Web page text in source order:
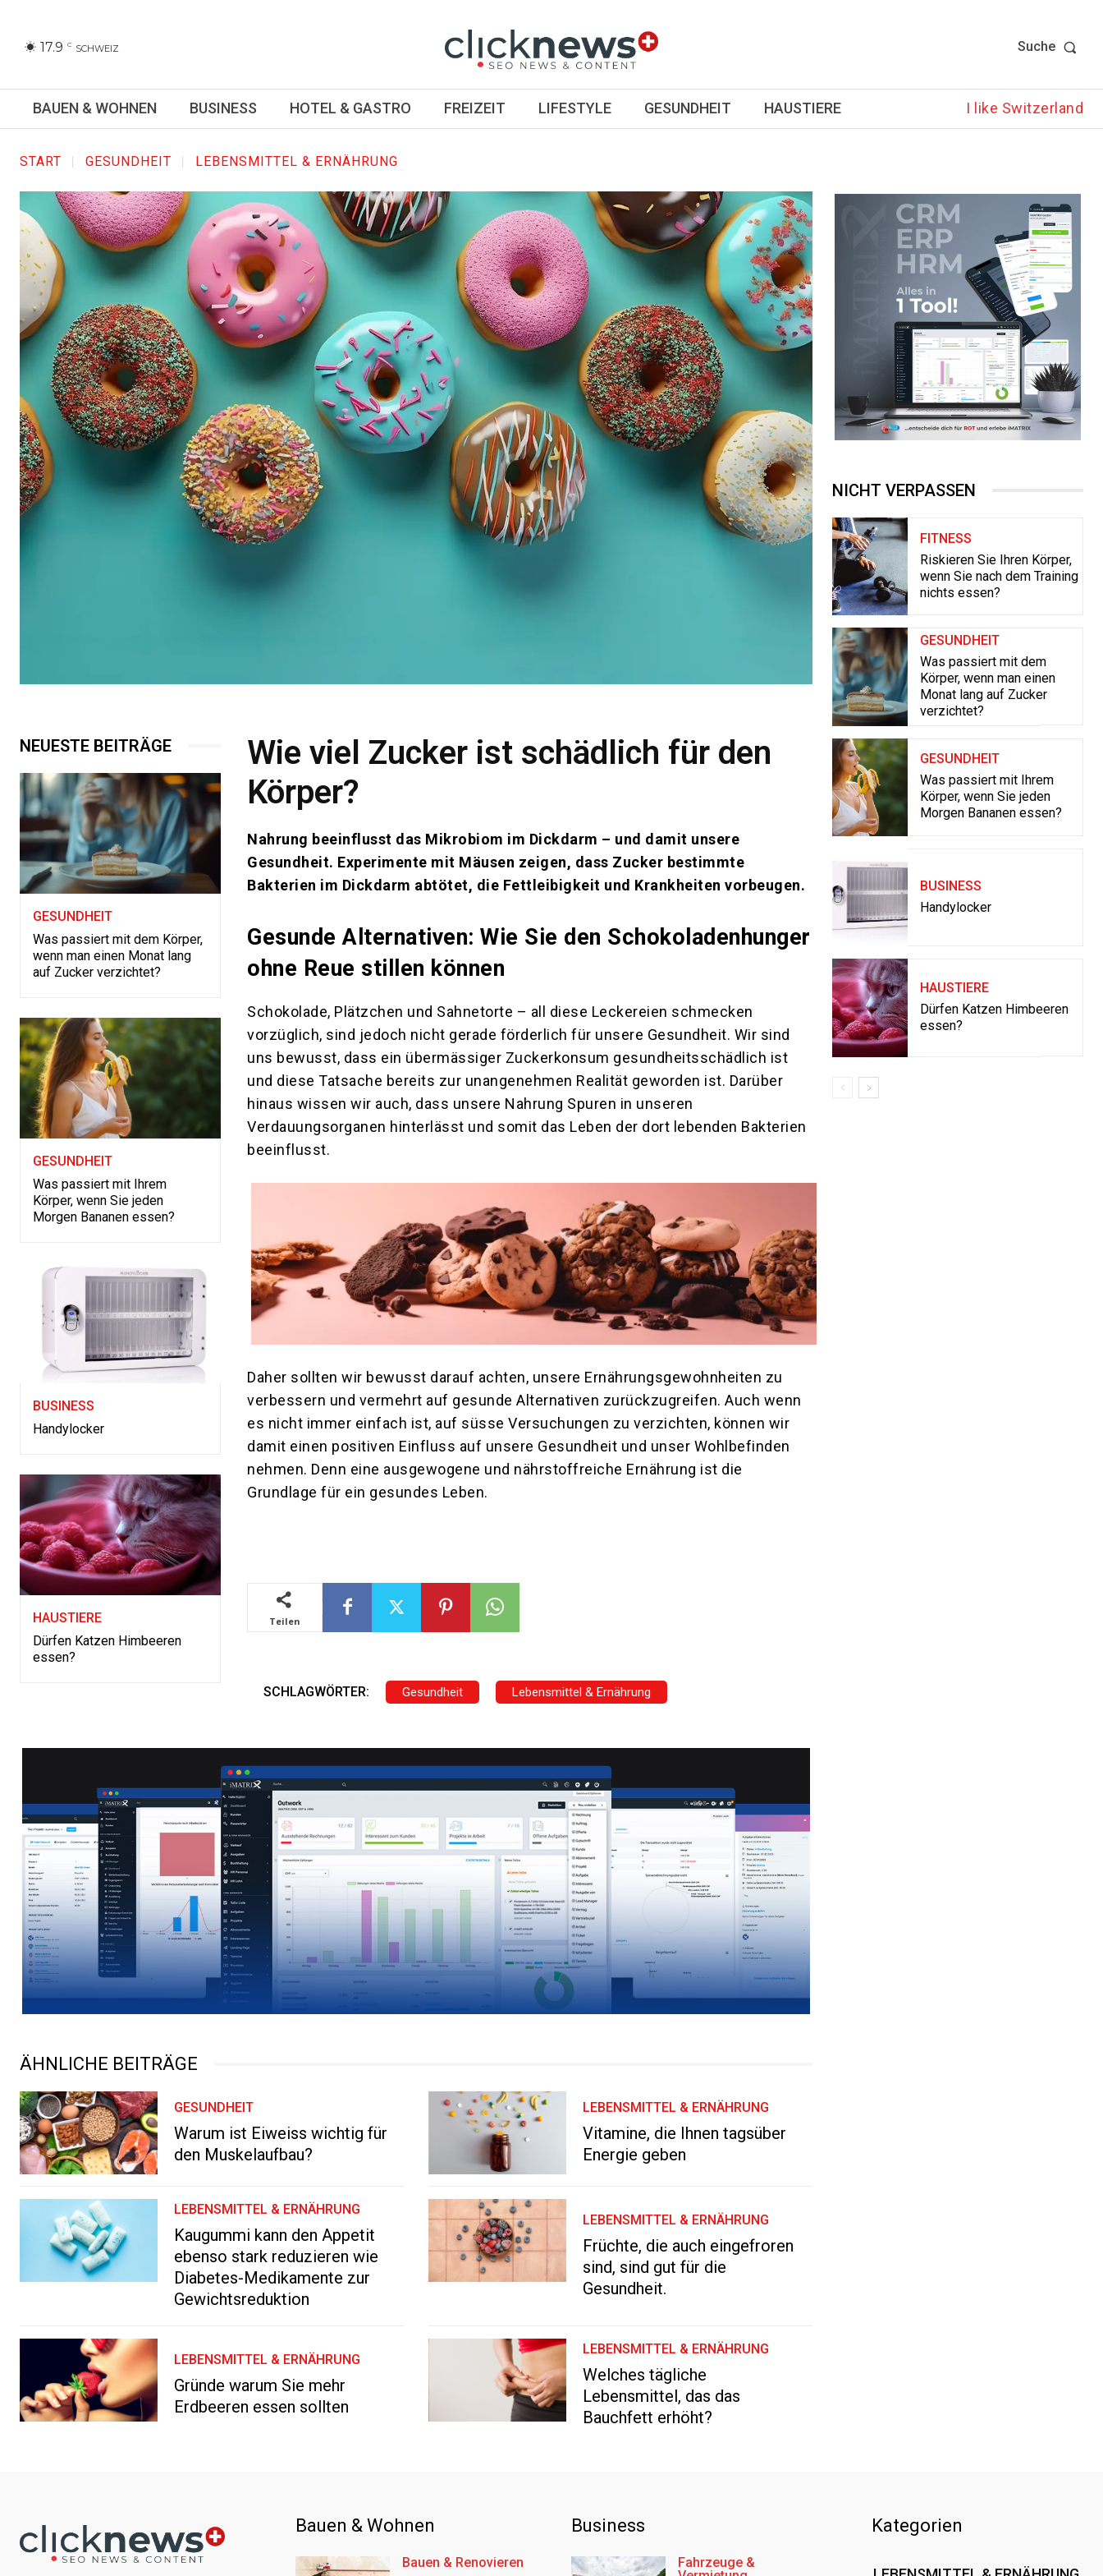
17.9 C SCHWEIZ Suche
BAUEN & WOHNEN BUSINESS HOTEL & GASTRO FREIZEIT LIFESTYLE GESUNDHEIT HAUSTIERE I like Switzerland
START GESUNDHEIT LEBENSMITTEL & ERNÄHRUNG
NEUESTE BEITRÄGE
GESUNDHEIT
Was passiert mit dem Körper,
wenn man einen Monat lang
auf Zucker verzichtet?
GESUNDHEIT
Was passiert mit Ihrem
Körper, wenn Sie jeden
Morgen Bananen essen?
BUSINESS
Handylocker
HAUSTIERE
Dürfen Katzen Himbeeren
essen?
Wie viel Zucker ist schädlich für den
Körper?
Nahrung beeinflusst das Mikrobiom im Dickdarm – und damit unsere
Gesundheit. Experimente mit Mäusen zeigen, dass Zucker bestimmte
Bakterien im Dickdarm abtötet, die Fettleibigkeit und Krankheiten vorbeugen.
Gesunde Alternativen: Wie Sie den Schokoladenhunger
ohne Reue stillen können
Schokolade, Plätzchen und Sahnetorte – all diese Leckereien schmecken
vorzüglich, sind jedoch nicht gerade förderlich für unsere Gesundheit. Wir sind
uns bewusst, dass ein übermässiger Zuckerkonsum gesundheitsschädlich ist
und diese Tatsache bereits zur unangenehmen Realität geworden ist. Darüber
hinaus wissen wir auch, dass unsere Nahrung Spuren in unseren
Verdauungsorganen hinterlässt und somit das Leben der dort lebenden Bakterien
beeinflusst.
Daher sollten wir bewusst darauf achten, unsere Ernährungsgewohnheiten zu
verbessern und vermehrt auf gesunde Alternativen zurückzugreifen. Auch wenn
es nicht immer einfach ist, auf süsse Versuchungen zu verzichten, können wir
damit einen positiven Einfluss auf unsere Gesundheit und unser Wohlbefinden
nehmen. Denn eine ausgewogene und nährstoffreiche Ernährung ist die
Grundlage für ein gesundes Leben.
Teilen
SCHLAGWÖRTER: Gesundheit Lebensmittel & Ernährung
ÄHNLICHE BEITRÄGE
GESUNDHEIT
Warum ist Eiweiss wichtig für
den Muskelaufbau?
LEBENSMITTEL & ERNÄHRUNG
Vitamine, die Ihnen tagsüber
Energie geben
LEBENSMITTEL & ERNÄHRUNG
Kaugummi kann den Appetit
ebenso stark reduzieren wie
Diabetes-Medikamente zur
Gewichtsreduktion
LEBENSMITTEL & ERNÄHRUNG
Früchte, die auch eingefroren
sind, sind gut für die
Gesundheit.
LEBENSMITTEL & ERNÄHRUNG
Gründe warum Sie mehr
Erdbeeren essen sollten
LEBENSMITTEL & ERNÄHRUNG
Welches tägliche
Lebensmittel, das das
Bauchfett erhöht?
NICHT VERPASSEN
FITNESS
Riskieren Sie Ihren Körper,
wenn Sie nach dem Training
nichts essen?
GESUNDHEIT
Was passiert mit dem
Körper, wenn man einen
Monat lang auf Zucker
verzichtet?
GESUNDHEIT
Was passiert mit Ihrem
Körper, wenn Sie jeden
Morgen Bananen essen?
BUSINESS
Handylocker
HAUSTIERE
Dürfen Katzen Himbeeren
essen?
Bauen & Wohnen
Bauen & Renovieren
Business
Fahrzeuge &
Kategorien